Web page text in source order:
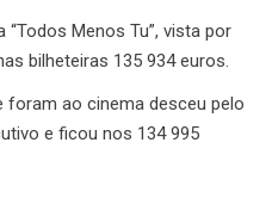
Menos Tu”, vista por
bilheteiras 135 934 euros.
foram ao cinema desceu pelo
e ficou nos 134 995